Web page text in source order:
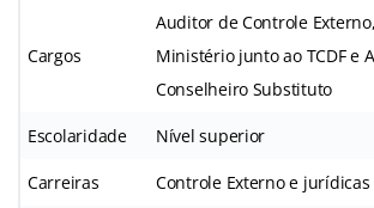
Cargos
Auditor de Controle
Ministério junto ao TCDF e
Conselheiro Substituto
Escolaridade Nível superior
Carreiras Controle Externo e jurídicas